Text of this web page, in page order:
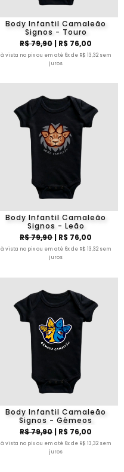
Body Infantil Camaleão
Signos - Touro
R$ 79,90| R$ 76,00
à vista no pix ou em até 6x de R$ 13,32 sem
juros
Body Infantil Camaleão
Signos - Leão
R$ 79,90| R$ 76,00
à vista no pix ou em até 6x de R$ 13,32 sem
juros
Body Infantil Camaleão
Signos - Gêmeos
R$ 79,90| R$ 76,00
à vista no pix ou em até 6x de R$ 13,32 sem
juros